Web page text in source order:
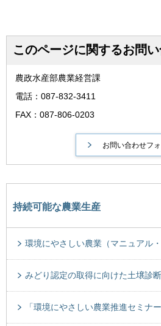
このページに関するお問
農政水産部農業経営課
電話：087-832-3411
FAX：087-806-0203
持続可能な農業生産
環境にやさしい農業（マニュアル・
みどり認定の取得に向けた土壌診
「環境にやさしい農業推進セミナ